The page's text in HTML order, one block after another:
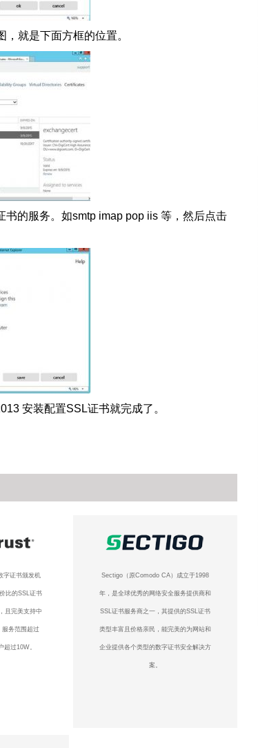
就是下面方框的位置。
的服务。如smtp imap pop iis 等，然后点击
安装配置SSL证书就完成了。
字证书颁发机
比的SSL证书
且完美支持中
服务范围超过
超过10W。
Sectigo（原Comodo CA）成立于1998
年，是全球优秀的网络安全服务提供商和
SSL证书服务商之一，其提供的SSL证书
类型丰富且价格亲民，能完美的为网站和
企业提供各个类型的数字证书安全解决方
案。